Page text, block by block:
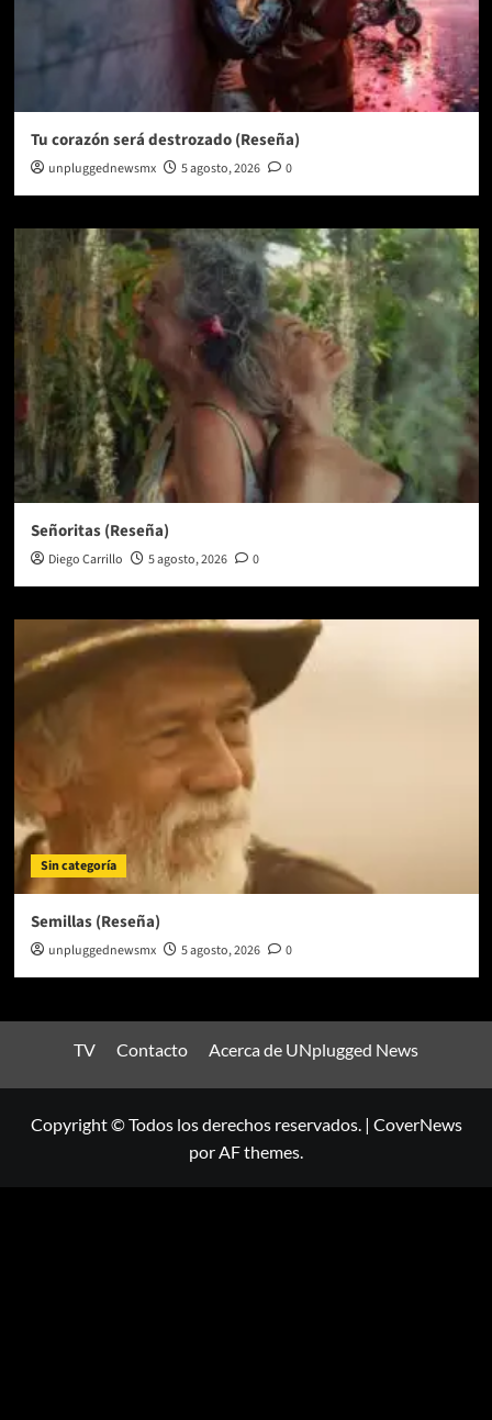
Tu corazón será destrozado (Reseña)
unpluggednewsmx 5 agosto, 2026 0
Señoritas (Reseña)
Diego Carrillo 5 agosto, 2026 0
Sin categoría
Semillas (Reseña)
unpluggednewsmx 5 agosto, 2026 0
TV Contacto Acerca de UNplugged News
Copyright © Todos los derechos reservados. | CoverNews
por AF themes.